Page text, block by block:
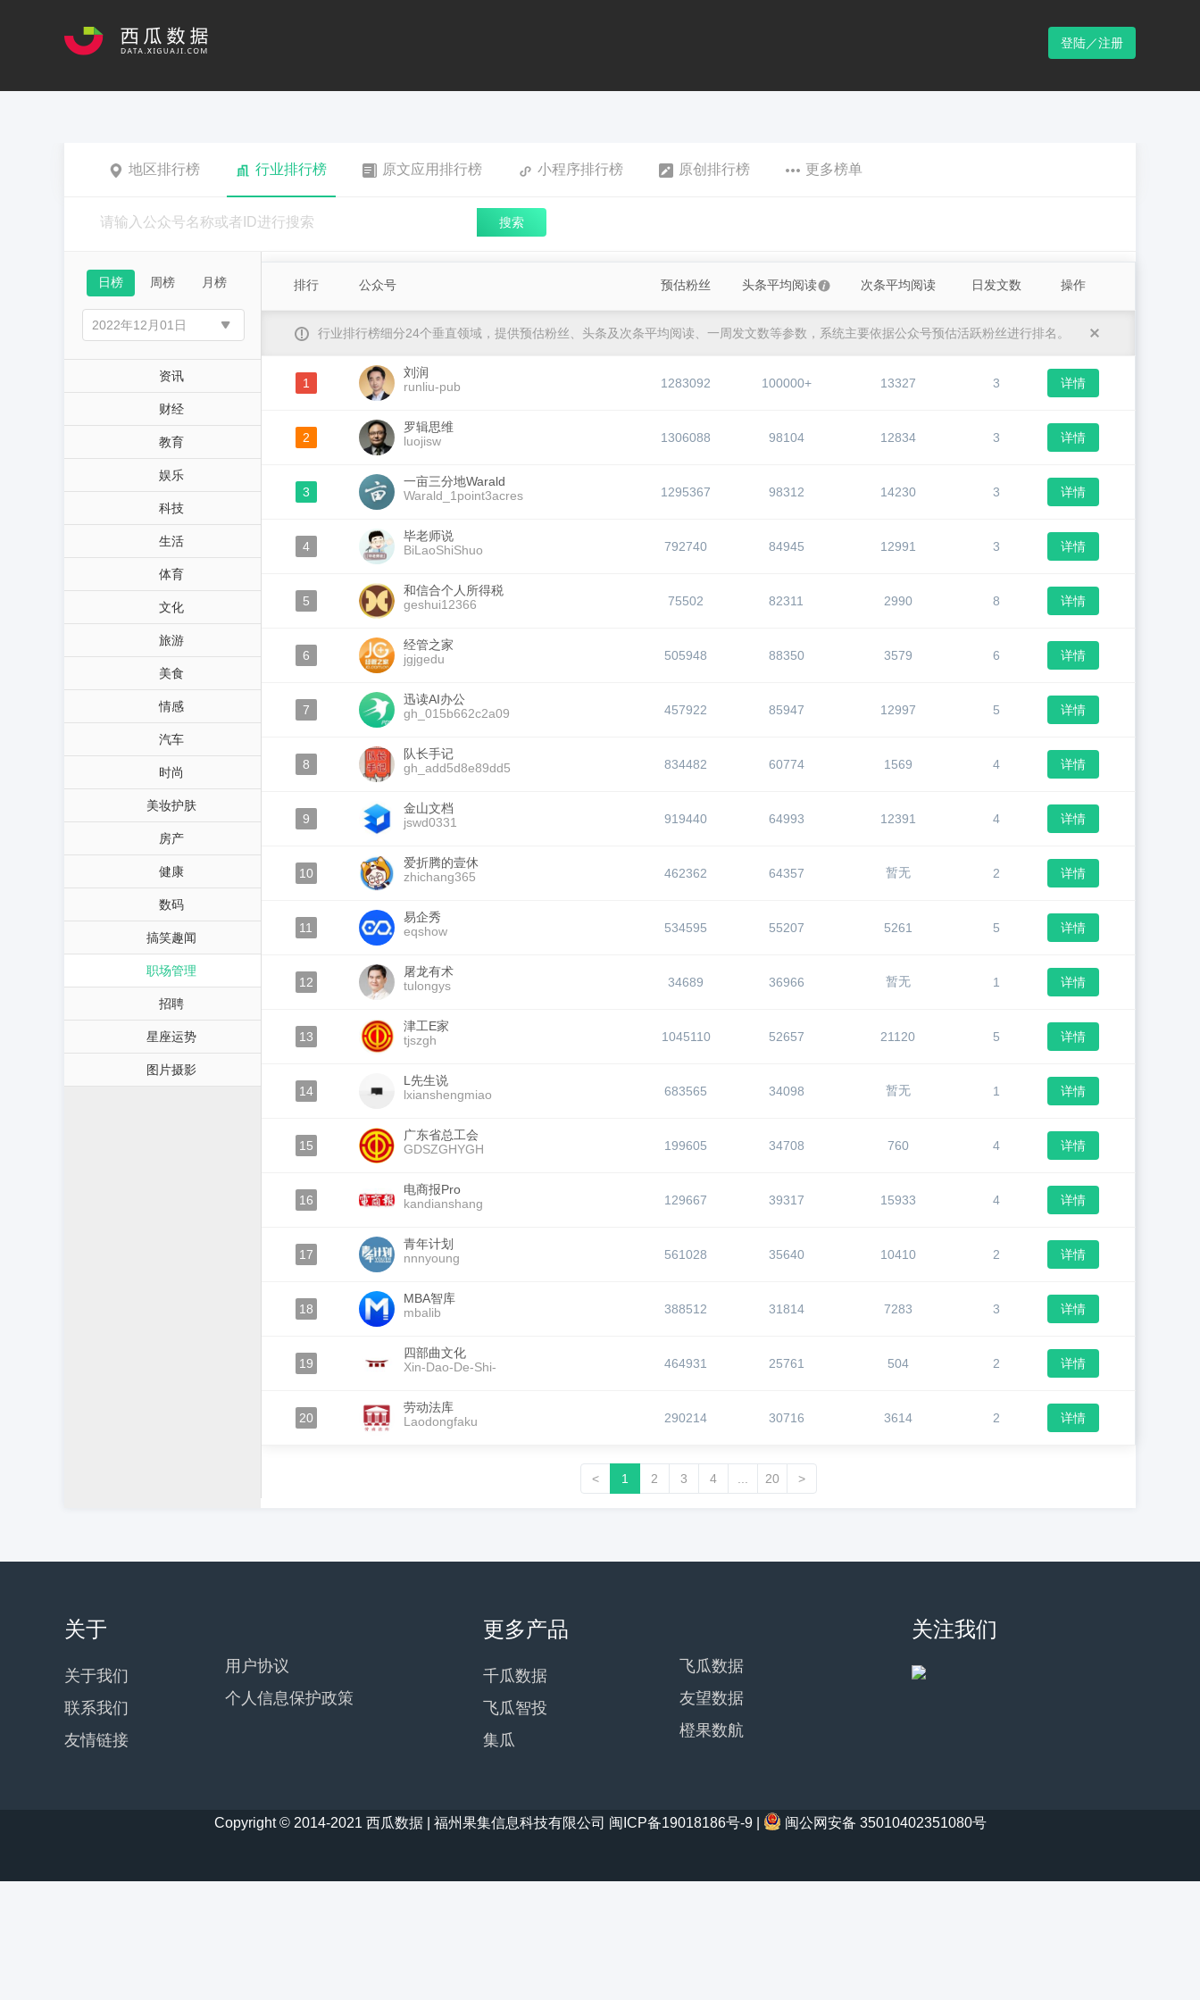
登陆／注册
地区排行榜 行业排行榜 原文应用排行榜 小程序排行榜 原创排行榜 更多榜单
搜索
日榜 周榜 月榜
资讯
财经
教育
娱乐
科技
生活
体育
文化
旅游
美食
情感
汽车
时尚
美妆护肤
房产
健康
数码
搞笑趣闻
职场管理
招聘
星座运势
图片摄影
排行 公众号 预估粉丝 头条平均阅读 次条平均阅读 日发文数 操作
行业排行榜细分24个垂直领域，提供预估粉丝、头条及次条平均阅读、一周发文数等参数，系统主要依据公众号预估活跃粉丝进行排名。
1
刘润
runliu-pub
1283092 100000+ 13327 3 详情
2
罗辑思维
luojisw
1306088 98104 12834 3 详情
3
一亩三分地Warald
Warald_1point3acres
1295367 98312 14230 3 详情
4
毕老师说
BiLaoShiShuo
792740 84945 12991 3 详情
5
和信合个人所得税
geshui12366
75502 82311 2990 8 详情
6
经管之家
jgjgedu
505948 88350 3579 6 详情
7
迅读AI办公
gh_015b662c2a09
457922 85947 12997 5 详情
8
队长手记
gh_add5d8e89dd5
834482 60774 1569 4 详情
9
金山文档
jswd0331
919440 64993 12391 4 详情
10
爱折腾的壹休
zhichang365
462362 64357 暂无 2 详情
11
易企秀
eqshow
534595 55207 5261 5 详情
12
屠龙有术
tulongys
34689 36966 暂无 1 详情
13
津工E家
tjszgh
1045110 52657 21120 5 详情
14
L先生说
lxianshengmiao
683565 34098 暂无 1 详情
15
广东省总工会
GDSZGHYGH
199605 34708 760 4 详情
16
电商报Pro
kandianshang
129667 39317 15933 4 详情
17
青年计划
nnnyoung
561028 35640 10410 2 详情
18
MBA智库
mbalib
388512 31814 7283 3 详情
19
四部曲文化
Xin-Dao-De-Shi-
464931 25761 504 2 详情
20
劳动法库
Laodongfaku
290214 30716 3614 2 详情
< 1 2 3 4 20 >
关于
关于我们
联系我们
友情链接
用户协议
个人信息保护政策
更多产品
千瓜数据
飞瓜智投
集瓜
飞瓜数据
友望数据
橙果数航
关注我们
Copyright © 2014-2021 西瓜数据 | 福州果集信息科技有限公司 闽ICP备19018186号-9 闽公网安备 35010402351080号